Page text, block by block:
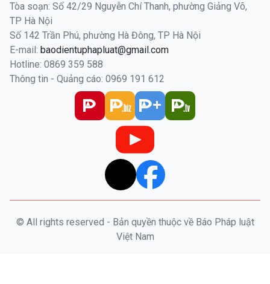
Tòa soạn: Số 42/29 Nguyễn Chí Thanh, phường Giảng Võ,
TP Hà Nội
Số 142 Trần Phú, phường Hà Đông, TP Hà Nội
E-mail: baodientuphapluat@gmail.com
Hotline: 0869 359 588
Thông tin - Quảng cáo: 0969 191 612
© All rights reserved - Bản quyền thuộc về Báo Pháp luật
Việt Nam